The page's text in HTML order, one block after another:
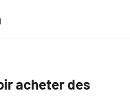
acheter des